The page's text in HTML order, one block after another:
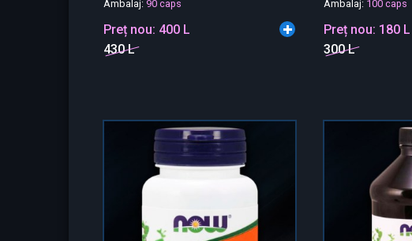
Ambalaj: 90 caps
Preț nou: 400 L
430 L
Ambalaj: 100 caps
Preț nou: 180 L
300 L